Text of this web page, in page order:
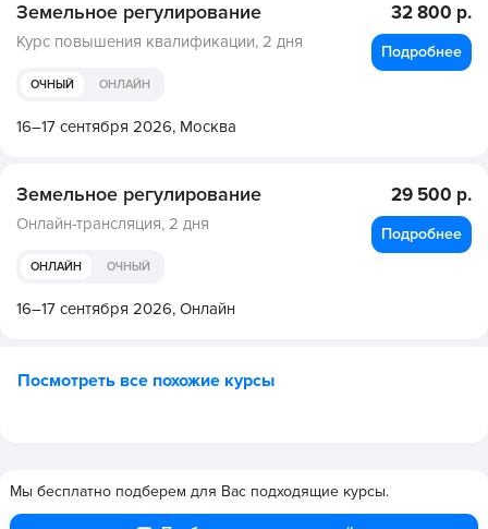
Земельное регулирование
Курс повышения квалификации, 2 дня
ОЧНЫЙ ОНЛАЙН
16–17 сентября 2026, Москва
32 800 р.
Подробнее
Земельное регулирование
Онлайн-трансляция, 2 дня
ОНЛАЙН ОЧНЫЙ
16–17 сентября 2026, Онлайн
29 500 р.
Подробнее
Посмотреть все похожие курсы
Мы бесплатно подберем для Вас подходящие курсы.